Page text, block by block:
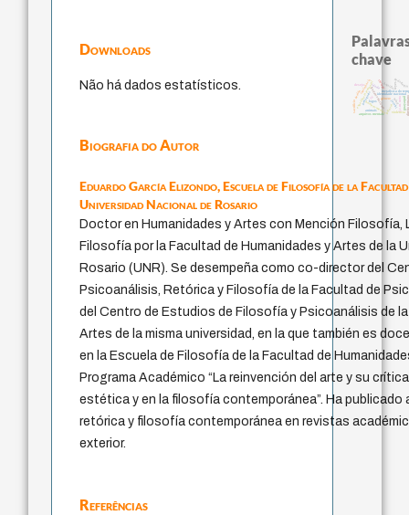
Downloads
Não há dados estatísticos.
Biografia do Autor
Eduardo García Elizondo,Escuela de Filosofía de la
Universidad Nacional de Rosario
Doctor en Humanidades y Artes con Mención Filosofía,
Filosofía por la Facultad de Humanidades y Artes de la
Rosario (UNR). Se desempeña como co-director del
Psicoanálisis, Retórica y Filosofía de la Facultad de
del Centro de Estudios de Filosofía y Psicoanálisis de
Artes de la misma universidad, en la que también es
en la Escuela de Filosofía de la Facultad de
Programa Académico “La reinvención del arte y su
estética y en la filosofía contemporánea”. Ha
retórica y filosofía contemporánea en revistas
exterior.
Referências
chave
fundamentalismo jacobi
protágoras
experiência temporal metafísica do
género
idade
intolerância identidade nacional
homem-medida j.c.m. neto
palavra
perdón
violencia
guayaquil
logos direito
pedagogia
lei
arquivos mentais
desejo
sacrifício
bataille
mind
therapy
animais